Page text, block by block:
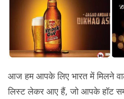
आज हम आपके लिए भारत में मिलने
लिस्ट लेकर आए हैं, जो आपके हॉट